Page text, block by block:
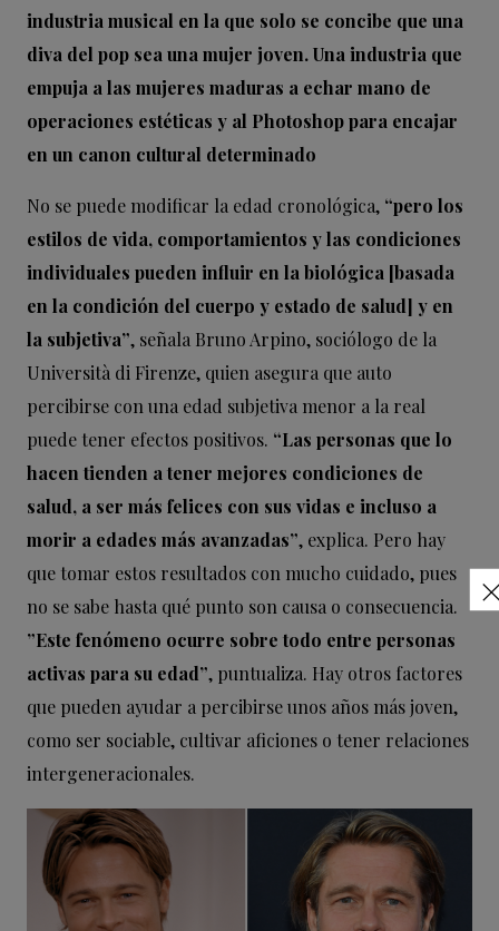
industria musical en la que solo se concibe que una
diva del pop sea una mujer joven. Una industria que
empuja a las mujeres maduras a echar mano de
operaciones estéticas y al Photoshop para encajar
en un canon cultural determinado
No se puede modificar la edad cronológica, “pero los
estilos de vida, comportamientos y las condiciones
individuales pueden influir en la biológica [basada
en la condición del cuerpo y estado de salud] y en
la subjetiva”, señala Bruno Arpino, sociólogo de la
Università di Firenze, quien asegura que auto
percibirse con una edad subjetiva menor a la real
puede tener efectos positivos. “Las personas que lo
hacen tienden a tener mejores condiciones de
salud, a ser más felices con sus vidas e incluso a
morir a edades más avanzadas”, explica. Pero hay
que tomar estos resultados con mucho cuidado, pues
no se sabe hasta qué punto son causa o consecuencia.
”Este fenómeno ocurre sobre todo entre personas
activas para su edad”, puntualiza. Hay otros factores
que pueden ayudar a percibirse unos años más joven,
como ser sociable, cultivar aficiones o tener relaciones
intergeneracionales.